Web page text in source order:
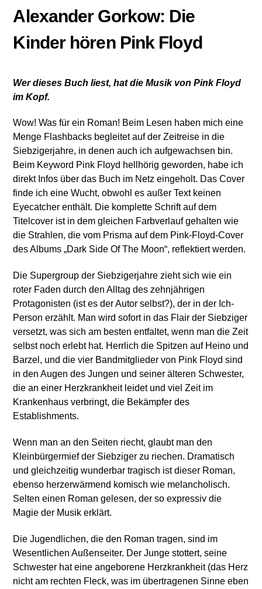
Alexander Gorkow: Die
Kinder hören Pink Floyd
Wer dieses Buch liest, hat die Musik von Pink Floyd
im Kopf.
Wow! Was für ein Roman! Beim Lesen haben mich eine
Menge Flashbacks begleitet auf der Zeitreise in die
Siebzigerjahre, in denen auch ich aufgewachsen bin.
Beim Keyword Pink Floyd hellhörig geworden, habe ich
direkt Infos über das Buch im Netz eingeholt. Das Cover
finde ich eine Wucht, obwohl es außer Text keinen
Eyecatcher enthält. Die komplette Schrift auf dem
Titelcover ist in dem gleichen Farbverlauf gehalten wie
die Strahlen, die vom Prisma auf dem Pink-Floyd-Cover
des Albums „Dark Side Of The Moon“, reflektiert werden.
Die Supergroup der Siebzigerjahre zieht sich wie ein
roter Faden durch den Alltag des zehnjährigen
Protagonisten (ist es der Autor selbst?), der in der Ich-
Person erzählt. Man wird sofort in das Flair der Siebziger
versetzt, was sich am besten entfaltet, wenn man die Zeit
selbst noch erlebt hat. Herrlich die Spitzen auf Heino und
Barzel, und die vier Bandmitglieder von Pink Floyd sind
in den Augen des Jungen und seiner älteren Schwester,
die an einer Herzkrankheit leidet und viel Zeit im
Krankenhaus verbringt, die Bekämpfer des
Establishments.
Wenn man an den Seiten riecht, glaubt man den
Kleinbürgermief der Siebziger zu riechen. Dramatisch
und gleichzeitig wunderbar tragisch ist dieser Roman,
ebenso herzerwärmend komisch wie melancholisch.
Selten einen Roman gelesen, der so expressiv die
Magie der Musik erklärt.
Die Jugendlichen, die den Roman tragen, sind im
Wesentlichen Außenseiter. Der Junge stottert, seine
Schwester hat eine angeborene Herzkrankheit (das Herz
nicht am rechten Fleck, was im übertragenen Sinne eben